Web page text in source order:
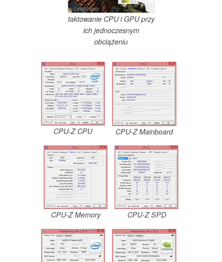
taktowanie CPU i GPU przy
ich jednoczesnym
obciążeniu
CPU-Z CPU CPU-Z Mainboard
CPU-Z Memory CPU-Z SPD